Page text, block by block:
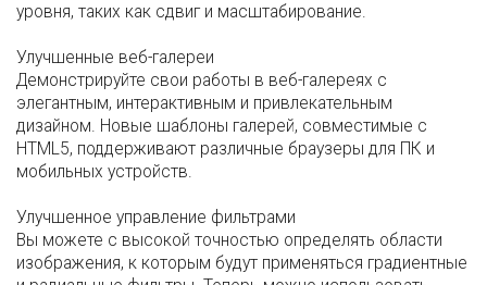
уровня, таких как сдвиг и масштабирование.
Улучшенные веб-галереи
Демонстрируйте свои работы в веб-галереях с
элегантным, интерактивным и привлекательным
дизайном. Новые шаблоны галерей, совместимые с
HTML5, поддерживают различные браузеры для ПК и
мобильных устройств.
Улучшенное управление фильтрами
Вы можете с высокой точностью определять области
изображения, к которым будут применяться градиентные